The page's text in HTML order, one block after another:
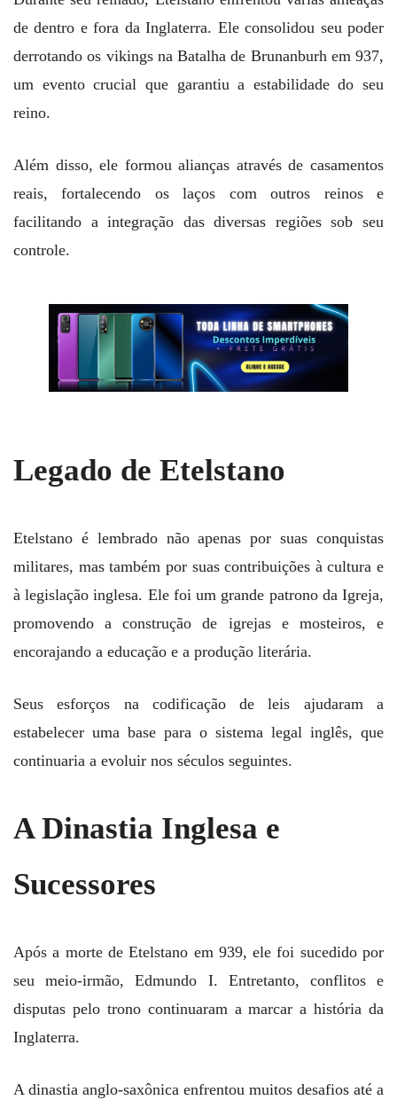
de dentro e fora da Inglaterra. Ele consolidou seu poder
derrotando os vikings na Batalha de Brunanburh em 937,
um evento crucial que garantiu a estabilidade do seu
reino.
Além disso, ele formou alianças através de casamentos
reais, fortalecendo os laços com outros reinos e
facilitando a integração das diversas regiões sob seu
controle.
Legado de Etelstano
Etelstano é lembrado não apenas por suas conquistas
militares, mas também por suas contribuições à cultura e
à legislação inglesa. Ele foi um grande patrono da Igreja,
promovendo a construção de igrejas e mosteiros, e
encorajando a educação e a produção literária.
Seus esforços na codificação de leis ajudaram a
estabelecer uma base para o sistema legal inglês, que
continuaria a evoluir nos séculos seguintes.
A Dinastia Inglesa e
Sucessores
Após a morte de Etelstano em 939, ele foi sucedido por
seu meio-irmão, Edmundo I. Entretanto, conflitos e
disputas pelo trono continuaram a marcar a história da
Inglaterra.
A dinastia anglo-saxônica enfrentou muitos desafios até a